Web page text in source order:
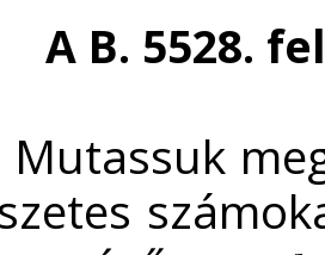
A B. 5528.
Mutassuk